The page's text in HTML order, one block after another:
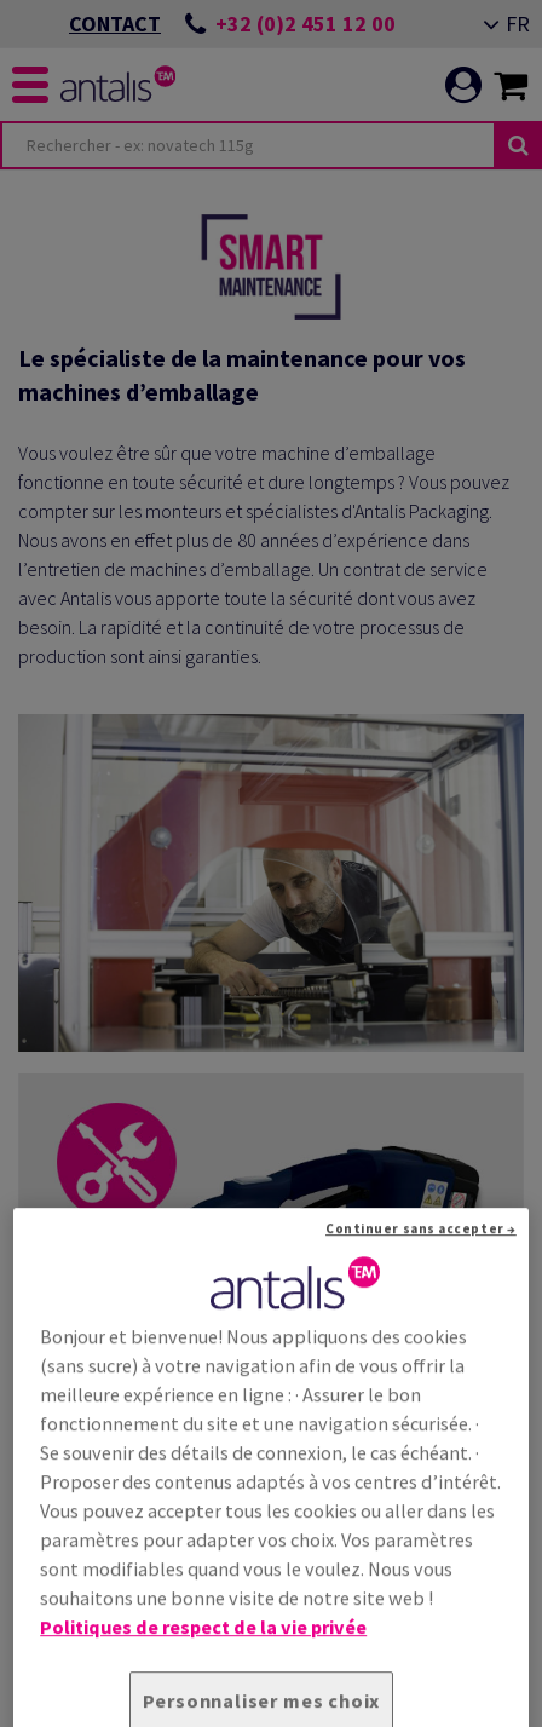
CONTACT +32 (0)2 451 12 00 FR
Le spécialiste de la maintenance pour vos
machines d’emballage
Vous voulez être sûr que votre machine d’emballage
fonctionne en toute sécurité et dure longtemps ? Vous pouvez
compter sur les monteurs et spécialistes d'Antalis Packaging.
Nous avons en effet plus de 80 années d’expérience dans
l’entretien de machines d’emballage. Un contrat de service
avec Antalis vous apporte toute la sécurité dont vous avez
besoin. La rapidité et la continuité de votre processus de
production sont ainsi garanties.
SERVICE DE RÉPARATION
Cercleuse manuelle
PackConsult
Bonjour et bienvenue! Nous appliquons des cookies
(sans sucre) à votre navigation afin de vous offrir la
meilleure expérience en ligne : · Assurer le bon
fonctionnement du site et une navigation sécurisée. ·
Se souvenir des détails de connexion, le cas échéant. ·
Proposer des contenus adaptés à vos centres d’intérêt.
Vous pouvez accepter tous les cookies ou aller dans les
paramètres pour adapter vos choix. Vos paramètres
sont modifiables quand vous le voulez. Nous vous
souhaitons une bonne visite de notre site web !
Politiques de respect de la vie privée
Personnaliser mes choix
Continuer sans accepter →